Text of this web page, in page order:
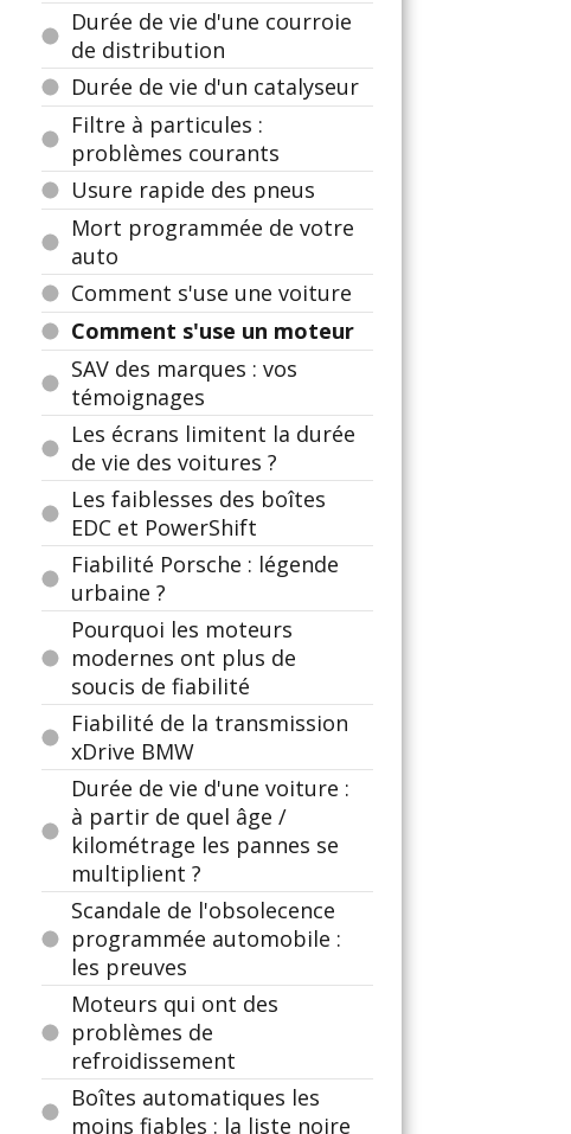
Durée de vie d'une courroie
de distribution
Durée de vie d'un catalyseur
Filtre à particules :
problèmes courants
Usure rapide des pneus
Mort programmée de votre
auto
Comment s'use une voiture
Comment s'use un moteur
SAV des marques : vos
témoignages
Les écrans limitent la durée
de vie des voitures ?
Les faiblesses des boîtes
EDC et PowerShift
Fiabilité Porsche : légende
urbaine ?
Pourquoi les moteurs
modernes ont plus de
soucis de fiabilité
Fiabilité de la transmission
xDrive BMW
Durée de vie d'une voiture :
à partir de quel âge /
kilométrage les pannes se
multiplient ?
Scandale de l'obsolecence
programmée automobile :
les preuves
Moteurs qui ont des
problèmes de
refroidissement
Boîtes automatiques les
moins fiables : la liste noire